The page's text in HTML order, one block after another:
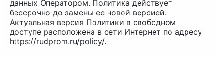
данных Оператором. Политика действует
бессрочно до замены ее новой версией.
Актуальная версия Политики в свободном
доступе расположена в сети Интернет по адресу
https://rudprom.ru/policy/.